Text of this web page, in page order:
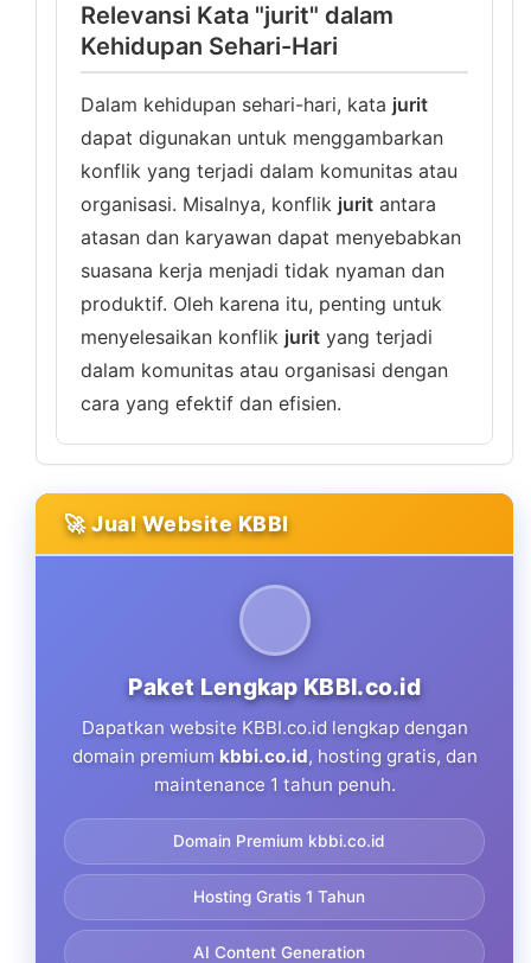
Relevansi Kata "jurit" dalam
Kehidupan Sehari-Hari
Dalam kehidupan sehari-hari, kata jurit
dapat digunakan untuk menggambarkan
konflik yang terjadi dalam komunitas atau
organisasi. Misalnya, konflik jurit antara
atasan dan karyawan dapat menyebabkan
suasana kerja menjadi tidak nyaman dan
produktif. Oleh karena itu, penting untuk
menyelesaikan konflik jurit yang terjadi
dalam komunitas atau organisasi dengan
cara yang efektif dan efisien.
🚀 Jual Website KBBI
Paket Lengkap KBBI.co.id
Dapatkan website KBBI.co.id lengkap dengan
domain premium kbbi.co.id, hosting gratis, dan
maintenance 1 tahun penuh.
Domain Premium kbbi.co.id
Hosting Gratis 1 Tahun
AI Content Generation